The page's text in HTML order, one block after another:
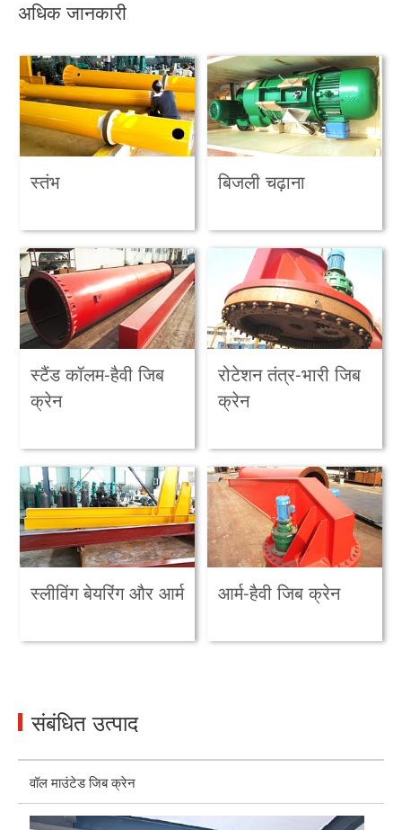
अधिक जानकारी
स्तंभ बिजली चढ़ाना
स्टैंड कॉलम-हैवी जिब
क्रेन
रोटेशन तंत्र-भारी जिब
क्रेन
स्लीविंग बेयरिंग और आर्म आर्म-हैवी जिब क्रेन
संबंधित उत्पाद
वॉल माउंटेड जिब क्रेन